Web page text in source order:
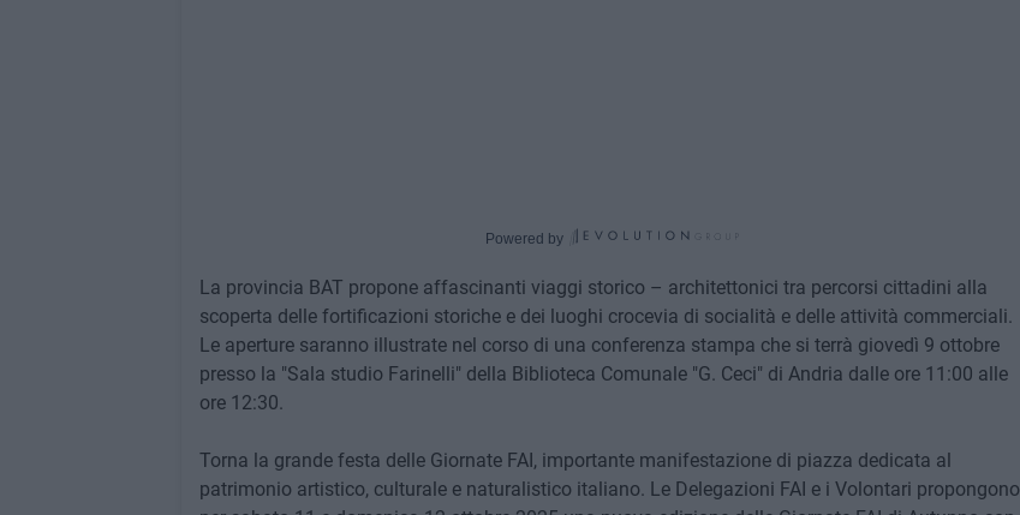
Powered by
La provincia BAT propone affascinanti viaggi storico – architettonici tra percorsi cittadini alla
scoperta delle fortificazioni storiche e dei luoghi crocevia di socialità e delle attività commerciali.
Le aperture saranno illustrate nel corso di una conferenza stampa che si terrà giovedì 9 ottobre
presso la "Sala studio Farinelli" della Biblioteca Comunale "G. Ceci" di Andria dalle ore 11:00 alle
ore 12:30.
Torna la grande festa delle Giornate FAI, importante manifestazione di piazza dedicata al
patrimonio artistico, culturale e naturalistico italiano. Le Delegazioni FAI e i Volontari propongono